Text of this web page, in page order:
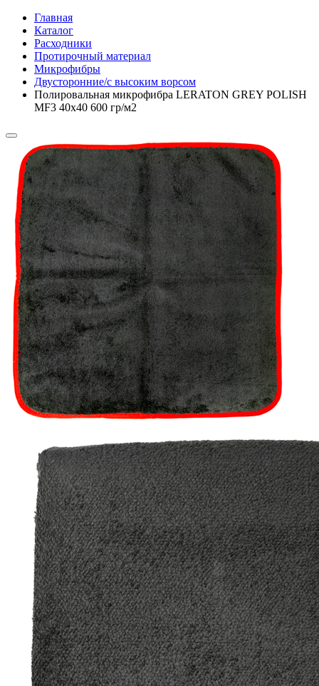
Главная
Каталог
Расходники
Протирочный материал
Микрофибры
Двусторонние/с высоким ворсом
Полировальная микрофибра LERATON GREY POLISH
MF3 40x40 600 гр/м2